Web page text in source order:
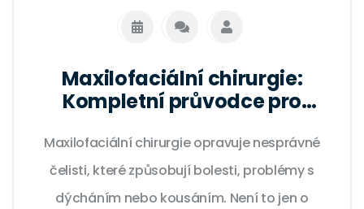
Maxilofaciální chirurgie:
Kompletní průvodce pro
Maxilofaciální chirurgie opravuje nesprávné
čelisti, které způsobují bolesti, problémy s
dýcháním nebo kousáním. Není to jen o